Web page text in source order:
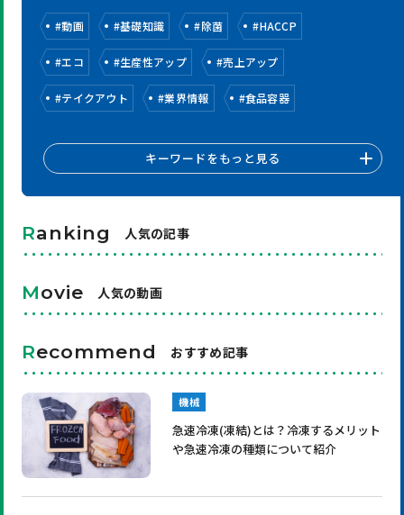
#動画 #基礎知識 #除菌 #HACCP
#エコ #生産性アップ #売上アップ
#テイクアウト #業界情報 #食品容器
キーワードをもっと見る
Ranking 人気の記事
Movie 人気の動画
Recommend おすすめ記事
機械
急速冷凍(凍結)とは？冷凍するメリット
や急速冷凍の種類について紹介